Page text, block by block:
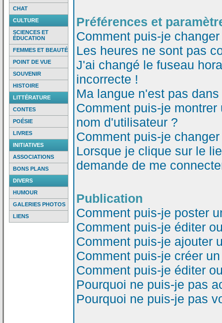
CHAT
CULTURE
SCIENCES ET
ÉDUCATION
FEMMES ET BEAUTÉ
POINT DE VUE
SOUVENIR
HISTOIRE
LITTÉRATURE
CONTES
POÉSIE
LIVRES
INITIATIVES
ASSOCIATIONS
BONS PLANS
DIVERS
HUMOUR
GALERIES PHOTOS
LIENS
Préférences et
Comment puis-je
Les heures ne sont pas
J'ai changé le fuseau
incorrecte !
Ma langue n'est pas
Comment puis-je
nom d'utilisateur ?
Comment puis-je
Lorsque je clique sur le
demande de me
Publication
Comment puis-je poster
Comment puis-je éditer
Comment puis-je ajouter
Comment puis-je créer
Comment puis-je éditer
Pourquoi ne puis-je pas
Pourquoi ne puis-je pas